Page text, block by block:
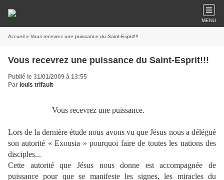
MENU
Accueil » Vous recevrez une puissance du Saint-Esprit!!!
Vous recevrez une puissance du Saint-Esprit!!!
Publié le 31/01/2009 à 13:55
Par louis trifault
Vous recevrez une puissance.
Lors de la dernière étude nous avons vu que Jésus nous a délégué
son autorité « Exousia » pourquoi faire de toutes les nations des
disciples...
Cette autorité que Jésus nous donne est accompagnée de
puissance pour que se manifeste les signes, les miracles du